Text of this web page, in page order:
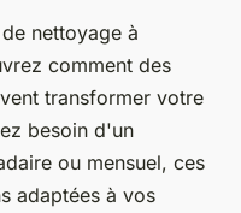
nettoyage à
comment des
transformer votre
besoin d'un
ou mensuel, ces
adaptées à vos